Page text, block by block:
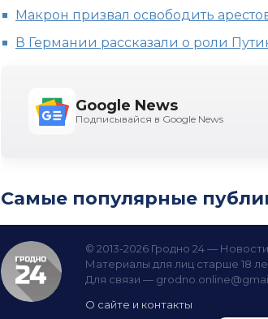
Макрон призвал освободить
В Германии рассказали о роли
Google News
Подписывайся в Google News
Самые популярные
© 2013-2026 Гродно 24 —
Материалы для лиц старше 18
Для связи —
О сайте и контакты